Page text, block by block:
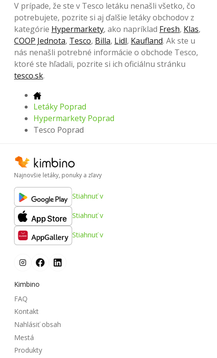
V prípade, že ste v Tesco letáku nenašli všetko, čo
potrebujete, pozrite si aj ďalšie letáky obchodov z
kategórie Hypermarkety, ako napríklad Fresh, Klas,
COOP Jednota, Tesco, Billa, Lidl, Kaufland. Ak ste u
nás nenašli potrebné informácie o obchode Tesco,
ktoré ste hľadali, pozrite si ich oficiálnu stránku
tesco.sk.
Letáky Poprad
Hypermarkety Poprad
Tesco Poprad
Najnovšie letáky, ponuky a zľavy
Stiahnuť v
Stiahnuť v
Stiahnuť v
Kimbino
FAQ
Kontakt
Nahlásiť obsah
Mestá
Produkty